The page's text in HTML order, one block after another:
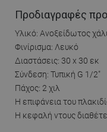
Προδιαγραφές
Υλικό: Ανοξείδωτος
Φινίρισμα: Λευκό
Διαστάσεις: 30 x 30 εκ
Σύνδεση: Τυπική G 1/2"
Πάχος: 2 χιλ
Η επιφάνεια του
Η κεφαλή ντους